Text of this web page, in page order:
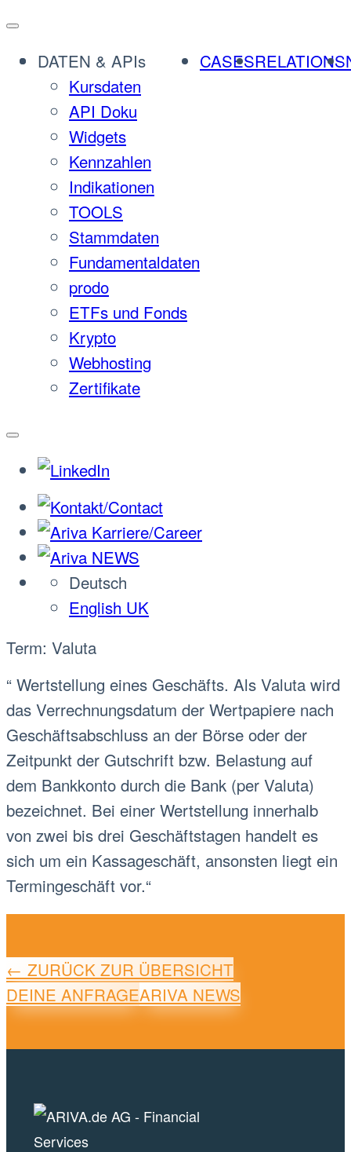
DATEN & APIs
Kursdaten
API Doku
Widgets
Kennzahlen
Indikationen
TOOLS
Stammdaten
Fundamentaldaten
prodo
ETFs und Fonds
Krypto
Webhosting
Zertifikate
CASESRELATIONS
Deutsch
English UK
Term: Valuta
“ Wertstellung eines Geschäfts. Als Valuta wird
das Verrechnungsdatum der Wertpapiere nach
Geschäftsabschluss an der Börse oder der
Zeitpunkt der Gutschrift bzw. Belastung auf
dem Bankkonto durch die Bank (per Valuta)
bezeichnet. Bei einer Wertstellung innerhalb
von zwei bis drei Geschäftstagen handelt es
sich um ein Kassageschäft, ansonsten liegt ein
Termingeschäft vor.“
← ZURÜCK ZUR ÜBERSICHT
DEINE ANFRAGEARIVA NEWS